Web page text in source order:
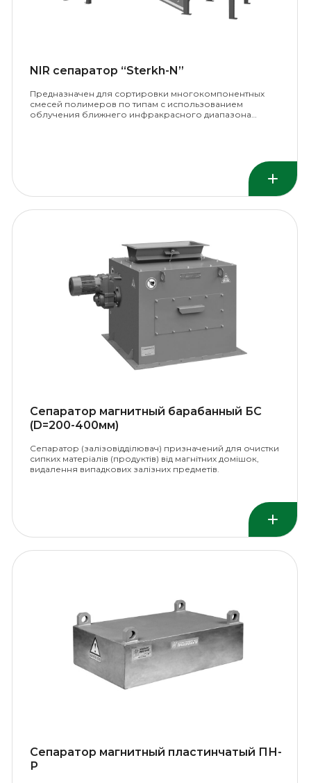
NIR сепаратор “Sterkh-N”
Предназначен для сортировки многокомпонентных
смесей полимеров по типам с использованием
облучения ближнего инфракрасного диапазона…
Сепаратор магнитный барабанный БС
(D=200-400мм)
Сепаратор (залізовідділювач) призначений для очистки
сипких матеріалів (продуктів) від магнітних домішок,
видалення випадкових залізних предметів.
Сепаратор магнитный пластинчатый ПН-
Р